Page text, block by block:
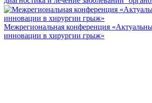
Межрегиональная конференция
инновации в хирургии грыж»